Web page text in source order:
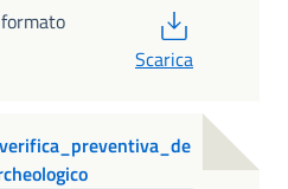
Scarica